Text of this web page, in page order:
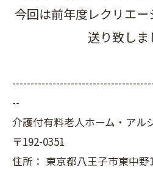
今回は前年度レクリエ
送り致しま
--
介護付有料老人ホーム・アル
〒192-0351
住所： 東京都八王子市東中野